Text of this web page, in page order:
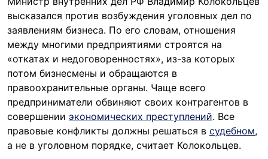
высказался против возбуждения уголовных дел по
заявлениям бизнеса. По его словам, отношения
между многими предприятиями строятся на
«откатах и недоговоренностях», из-за которых
потом бизнесмены и обращаются в
правоохранительные органы. Чаще всего
предприниматели обвиняют своих контрагентов в
совершении экономических преступлений. Все
правовые конфликты должны решаться в судебном,
а не в уголовном порядке, считает Колокольцев.